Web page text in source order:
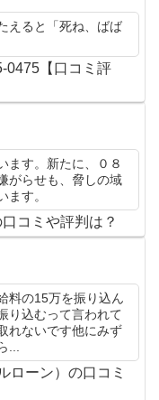
えると「死ね、ばば
0475【口コミ評
す。新たに、０８
がらせも、脅しの域
ます。
コミや評判は？
料の15万を振り込ん
り込むって言われて
れないです他にみず
...
ローン）の口コミ